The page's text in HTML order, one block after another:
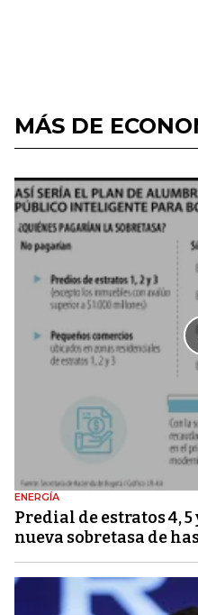
MÁS DE
ENERGÍA
Predial de estratos 4,
nueva sobretasa de